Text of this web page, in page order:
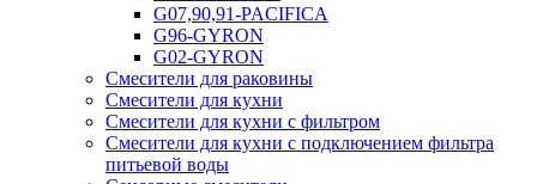
G07,90,91-PACIFICA
G96-GYRON
G02-GYRON
Смесители для раковины
Смесители для кухни
Смесители для кухни с фильтром
Смесители для кухни с подключением фильтра
питьевой воды